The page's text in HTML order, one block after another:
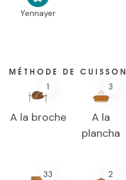
Yennayer
MÉTHODE DE CUISSON
1
A la broche
3
A la
plancha
33 2